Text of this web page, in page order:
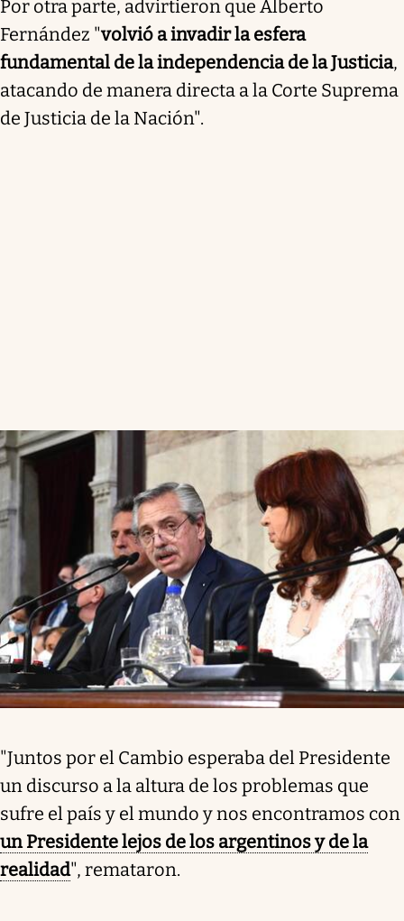
Por otra parte, advirtieron que Alberto
Fernández "volvió a invadir la esfera
fundamental de la independencia de la Justicia,
atacando de manera directa a la Corte Suprema
de Justicia de la Nación".
"Juntos por el Cambio esperaba del Presidente
un discurso a la altura de los problemas que
sufre el país y el mundo y nos encontramos con
un Presidente lejos de los argentinos y de la
realidad", remataron.